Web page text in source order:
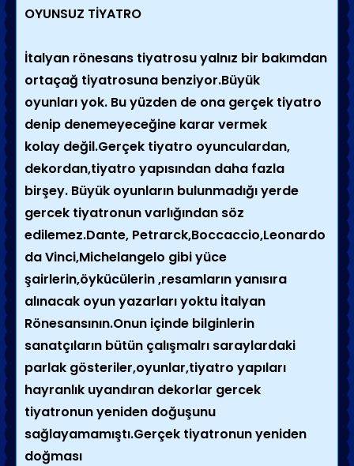
OYUNSUZ TİYATRO
İtalyan rönesans tiyatrosu yalnız bir bakımdan
ortaçağ tiyatrosuna benziyor.Büyük
oyunları yok. Bu yüzden de ona gerçek tiyatro
denip denemeyeceğine karar vermek
kolay değil.Gerçek tiyatro oyunculardan,
dekordan,tiyatro yapısından daha fazla
birşey. Büyük oyunların bulunmadığı yerde
gercek tiyatronun varlığından söz
edilemez.Dante, Petrarck,Boccaccio,Leonardo
da Vinci,Michelangelo gibi yüce
şairlerin,öykücülerin ,resamların yanısıra
alınacak oyun yazarları yoktu İtalyan
Rönesansının.Onun içinde bilginlerin
sanatçıların bütün çalışmalrı saraylardaki
parlak gösteriler,oyunlar,tiyatro yapıları
hayranlık uyandıran dekorlar gercek
tiyatronun yeniden doğuşunu
sağlayamamıştı.Gerçek tiyatronun yeniden
doğması